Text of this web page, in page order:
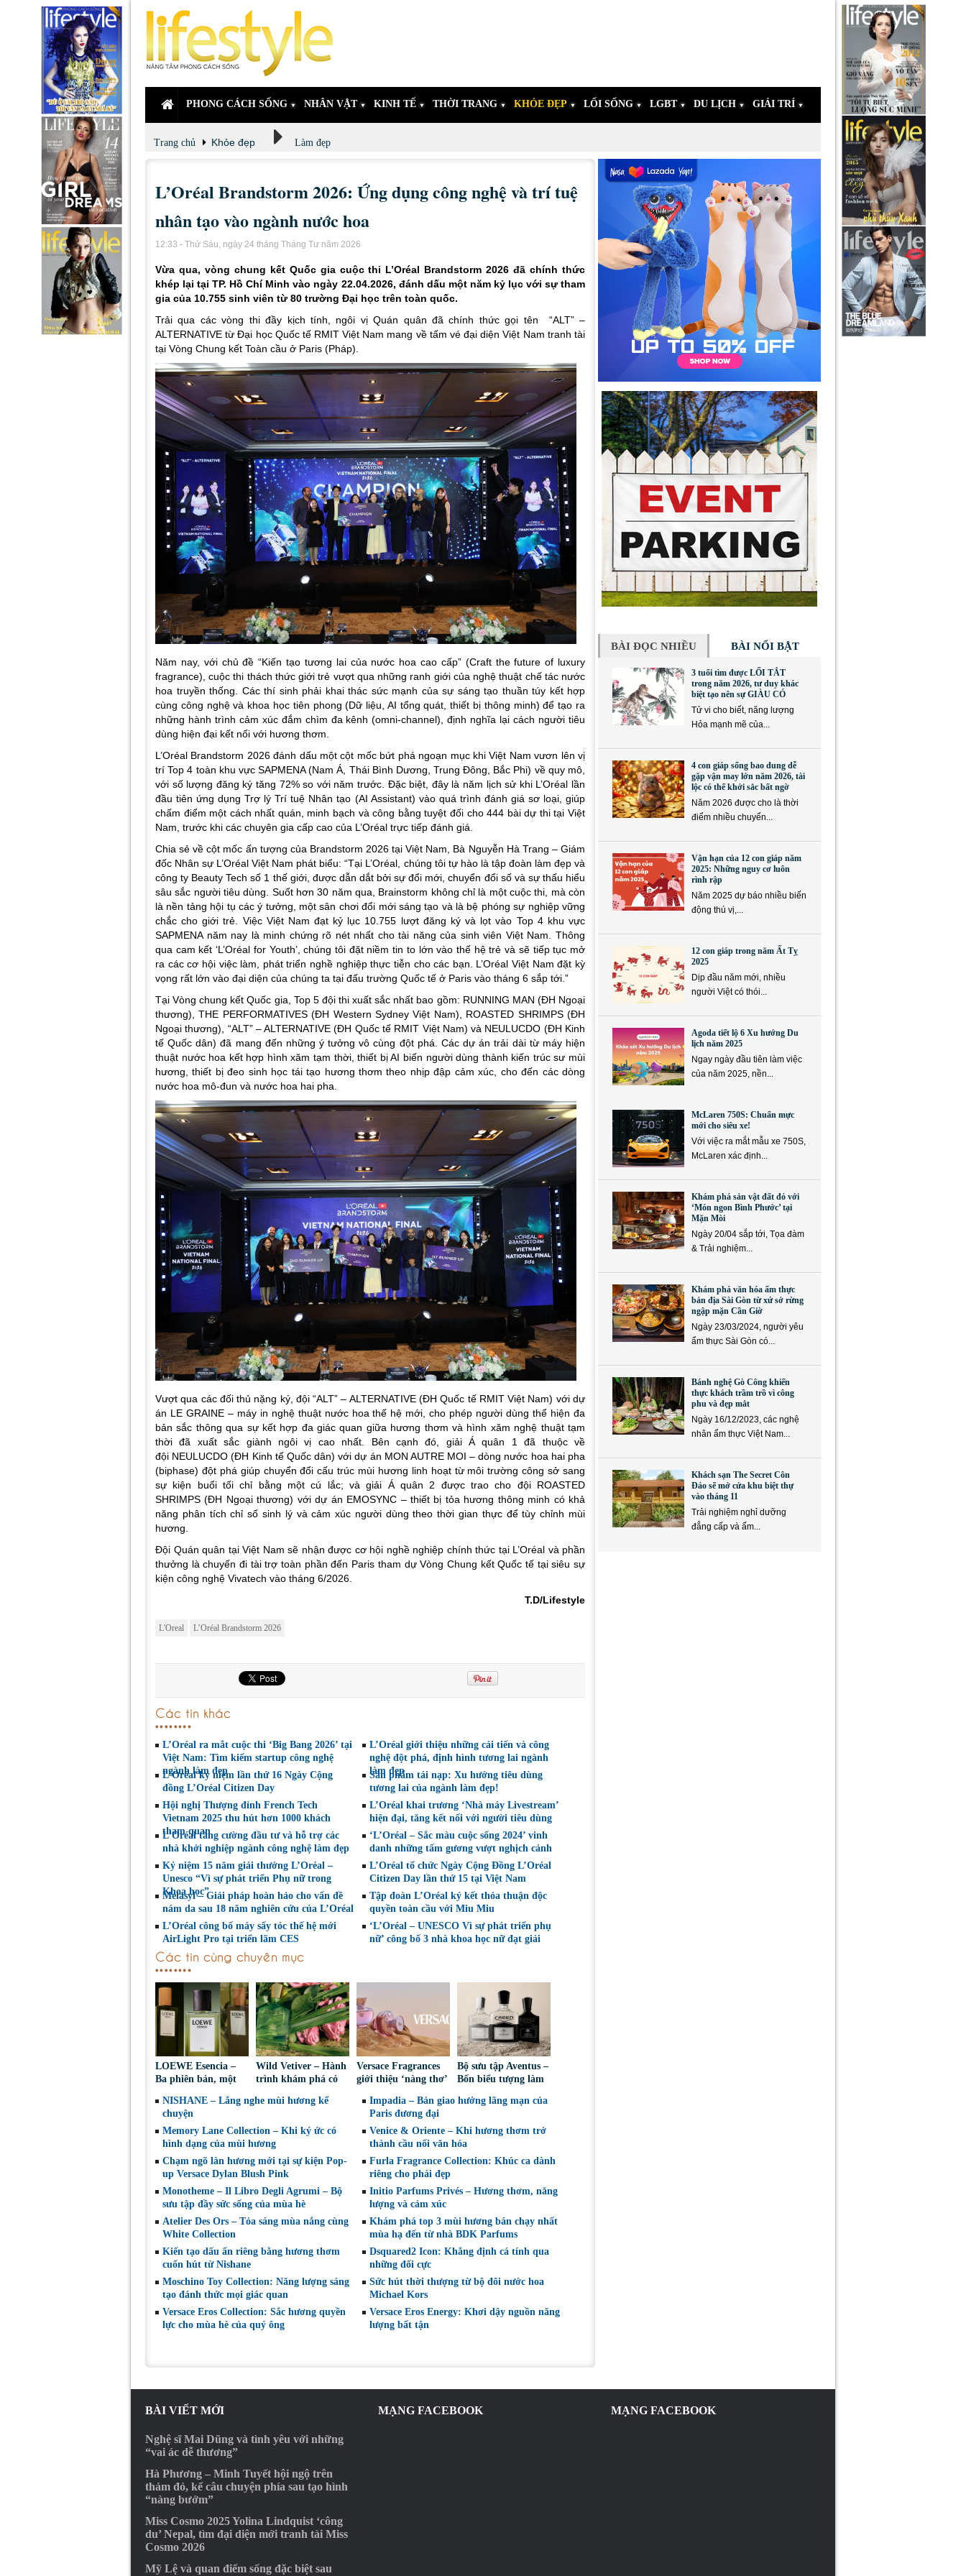
PHONG CÁCH SỐNG NHÂN VẬT KINH TẾ THỜI TRANG KHỎE ĐẸP LỐI SỐNG LGBT DU LỊCH GIẢI TRÍ
Trang chủ Khỏe đẹp Làm đẹp
L’Oréal Brandstorm 2026: Ứng dụng công nghệ và trí tuệ
nhân tạo vào ngành nước hoa
12:33 - Thứ Sáu, ngày 24 tháng Tháng Tư năm 2026
Vừa qua, vòng chung kết Quốc gia cuộc thi L’Oréal Brandstorm 2026 đã chính thức
khép lại tại TP. Hồ Chí Minh vào ngày 22.04.2026, đánh dấu một năm kỷ lục với sự tham
gia của 10.755 sinh viên từ 80 trường Đại học trên toàn quốc.
Trải qua các vòng thi đầy kịch tính, ngôi vị Quán quân đã chính thức gọi tên “ALT” –
ALTERNATIVE từ Đại học Quốc tế RMIT Việt Nam mang về tấm vé đại diện Việt Nam tranh tài
tại Vòng Chung kết Toàn cầu ở Paris (Pháp).
Năm nay, với chủ đề “Kiến tạo tương lai của nước hoa cao cấp” (Craft the future of luxury
fragrance), cuộc thi thách thức giới trẻ vượt qua những ranh giới của nghệ thuật chế tác nước
hoa truyền thống. Các thí sinh phải khai thác sức mạnh của sự sáng tạo thuần túy kết hợp
cùng công nghệ và khoa học tiên phong (Dữ liệu, AI tổng quát, thiết bị thông minh) để tạo ra
những hành trình cảm xúc đắm chìm đa kênh (omni-channel), định nghĩa lại cách người tiêu
dùng hiện đại kết nối với hương thơm.
L’Oréal Brandstorm 2026 đánh dấu một cột mốc bứt phá ngoạn mục khi Việt Nam vươn lên vị
trí Top 4 toàn khu vực SAPMENA (Nam Á, Thái Bình Dương, Trung Đông, Bắc Phi) về quy mô,
với số lượng đăng ký tăng 72% so với năm trước. Đặc biệt, đây là năm lịch sử khi L’Oréal lần
đầu tiên ứng dụng Trợ lý Trí tuệ Nhân tạo (AI Assistant) vào quá trình đánh giá sơ loại, giúp
chấm điểm một cách nhất quán, minh bạch và công bằng tuyệt đối cho 444 bài dự thi tại Việt
Nam, trước khi các chuyên gia cấp cao của L’Oréal trực tiếp đánh giá.
Chia sẻ về cột mốc ấn tượng của Brandstorm 2026 tại Việt Nam, Bà Nguyễn Hà Trang – Giám
đốc Nhân sự L’Oréal Việt Nam phát biểu: “Tại L’Oréal, chúng tôi tự hào là tập đoàn làm đẹp và
công ty Beauty Tech số 1 thế giới, được dẫn dắt bởi sự đổi mới, chuyển đổi số và sự thấu hiểu
sâu sắc người tiêu dùng. Suốt hơn 30 năm qua, Brainstorm không chỉ là một cuộc thi, mà còn
là nền tảng hội tụ các ý tưởng, một sân chơi đổi mới sáng tạo và là bệ phóng sự nghiệp vững
chắc cho giới trẻ. Việc Việt Nam đạt kỷ lục 10.755 lượt đăng ký và lọt vào Top 4 khu vực
SAPMENA năm nay là minh chứng rõ nét nhất cho tài năng của sinh viên Việt Nam. Thông
qua cam kết ‘L’Oréal for Youth’, chúng tôi đặt niềm tin to lớn vào thế hệ trẻ và sẽ tiếp tục mở
ra các cơ hội việc làm, phát triển nghề nghiệp thực tiễn cho các bạn. L’Oréal Việt Nam đặt kỳ
vọng rất lớn vào đại diện của chúng ta tại đấu trường Quốc tế ở Paris vào tháng 6 sắp tới.”
Tại Vòng chung kết Quốc gia, Top 5 đội thi xuất sắc nhất bao gồm: RUNNING MAN (ĐH Ngoại
thương), THE PERFORMATIVES (ĐH Western Sydney Việt Nam), ROASTED SHRIMPS (ĐH
Ngoại thương), “ALT” – ALTERNATIVE (ĐH Quốc tế RMIT Việt Nam) và NEULUCDO (ĐH Kinh
tế Quốc dân) đã mang đến những ý tưởng vô cùng đột phá. Các dự án trải dài từ máy hiện
thuật nước hoa kết hợp hình xăm tạm thời, thiết bị AI biến người dùng thành kiến trúc sư mùi
hương, thiết bị đeo sinh học tái tạo hương thơm theo nhịp đập cảm xúc, cho đến các dòng
nước hoa mô-đun và nước hoa hai pha.
Vượt qua các đối thủ nặng ký, đội “ALT” – ALTERNATIVE (ĐH Quốc tế RMIT Việt Nam) với dự
án LE GRAINE – máy in nghệ thuật nước hoa thế hệ mới, cho phép người dùng thể hiện đa
bản sắc thông qua sự kết hợp đa giác quan giữa hương thơm và hình xăm nghệ thuật tạm
thời đã xuất sắc giành ngôi vị cao nhất. Bên cạnh đó, giải Á quân 1 đã thuộc về
đội NEULUCDO (ĐH Kinh tế Quốc dân) với dự án MON AUTRE MOI – dòng nước hoa hai pha
(biphase) đột phá giúp chuyển đổi cấu trúc mùi hương linh hoạt từ môi trường công sở sang
sự kiện buổi tối chỉ bằng một cú lắc; và giải Á quân 2 được trao cho đội ROASTED
SHRIMPS (ĐH Ngoại thương) với dự án EMOSYNC – thiết bị tỏa hương thông minh có khả
năng phân tích chỉ số sinh lý và cảm xúc người dùng theo thời gian thực để tùy chỉnh mùi
hương.
Đội Quán quân tại Việt Nam sẽ nhận được cơ hội nghề nghiệp chính thức tại L’Oréal và phần
thưởng là chuyến đi tài trợ toàn phần đến Paris tham dự Vòng Chung kết Quốc tế tại siêu sự
kiện công nghệ Vivatech vào tháng 6/2026.
T.D/Lifestyle
L'Oreal L’Oréal Brandstorm 2026
Các tin khác
L’Oréal ra mắt cuộc thi ‘Big Bang 2026’ tại
Việt Nam: Tìm kiếm startup công nghệ
ngành làm đẹp
L’Oréal giới thiệu những cải tiến và công
nghệ đột phá, định hình tương lai ngành
làm đẹp
L’Oréal kỷ niệm lần thứ 16 Ngày Cộng
đồng L’Oréal Citizen Day
Sản phẩm tái nạp: Xu hướng tiêu dùng
tương lai của ngành làm đẹp!
Hội nghị Thượng đỉnh French Tech
Vietnam 2025 thu hút hơn 1000 khách
tham quan
L’Oréal khai trương ‘Nhà máy Livestream’
hiện đại, tăng kết nối với người tiêu dùng
L’Oréal tăng cường đầu tư và hỗ trợ các
nhà khởi nghiệp ngành công nghệ làm đẹp
‘L’Oréal – Sắc màu cuộc sống 2024’ vinh
danh những tấm gương vượt nghịch cảnh
Kỷ niệm 15 năm giải thưởng L’Oréal –
Unesco “Vì sự phát triển Phụ nữ trong
Khoa học”
L’Oréal tổ chức Ngày Cộng Đồng L’Oréal
Citizen Day lần thứ 15 tại Việt Nam
Melasyl – Giải pháp hoàn hảo cho vấn đề
nám da sau 18 năm nghiên cứu của L’Oréal
Tập đoàn L’Oréal ký kết thỏa thuận độc
quyền toàn cầu với Miu Miu
L’Oréal công bố máy sấy tóc thế hệ mới
AirLight Pro tại triển lãm CES
‘L’Oréal – UNESCO Vì sự phát triển phụ
nữ’ công bố 3 nhà khoa học nữ đạt giải
Các tin cùng chuyên mục
LOEWE Esencia –
Ba phiên bản, một
vượt thời gian
Wild Vetiver – Hành
trình khám phá cỏ
nhìn của Creed
Versace Fragrances
giới thiệu ‘nàng thơ’
Dylan Blush Pink
Bộ sưu tập Aventus –
Bốn biểu tượng làm
NISHANE – Lắng nghe mùi hương kể
chuyện
Impadia – Bản giao hưởng lãng mạn của
Paris đương đại
Memory Lane Collection – Khi ký ức có
hình dạng của mùi hương
Venice & Oriente – Khi hương thơm trở
thành cầu nối văn hóa
Chạm ngõ làn hương mới tại sự kiện Pop-
up Versace Dylan Blush Pink
Furla Fragrance Collection: Khúc ca dành
riêng cho phái đẹp
Monotheme – Il Libro Degli Agrumi – Bộ
sưu tập đầy sức sống của mùa hè
Initio Parfums Privés – Hương thơm, năng
lượng và cảm xúc
Atelier Des Ors – Tỏa sáng mùa nắng cùng
White Collection
Khám phá top 3 mùi hương bán chạy nhất
mùa hạ đến từ nhà BDK Parfums
Kiến tạo dấu ấn riêng bằng hương thơm
cuốn hút từ Nishane
Dsquared2 Icon: Khẳng định cá tính qua
những đối cực
Moschino Toy Collection: Năng lượng sáng
tạo đánh thức mọi giác quan
Sức hút thời thượng từ bộ đôi nước hoa
Michael Kors
Versace Eros Collection: Sắc hương quyền
lực cho mùa hè của quý ông
Versace Eros Energy: Khơi dậy nguồn năng
lượng bất tận
BÀI ĐỌC NHIỀU BÀI NỔI BẬT
3 tuổi tìm được LỐI TẮT
trong năm 2026, tư duy khác
biệt tạo nên sự GIÀU CÓ
Tử vi cho biết, năng lượng
Hỏa mạnh mẽ của...
4 con giáp sống bao dung dễ
gặp vận may lớn năm 2026, tài
lộc có thể khởi sắc bất ngờ
Năm 2026 được cho là thời
điểm nhiều chuyển...
Vận hạn của 12 con giáp năm
2025: Những nguy cơ luôn
rình rập
Năm 2025 dự báo nhiều biến
động thú vị,...
12 con giáp trong năm Ất Tỵ
2025
Dịp đầu năm mới, nhiều
người Việt có thói...
Agoda tiết lộ 6 Xu hướng Du
lịch năm 2025
Ngay ngày đầu tiên làm việc
của năm 2025, nền...
McLaren 750S: Chuẩn mực
mới cho siêu xe!
Với việc ra mắt mẫu xe 750S,
McLaren xác định...
Khám phá sản vật đất đỏ với
‘Món ngon Bình Phước’ tại
Mặn Mòi
Ngày 20/04 sắp tới, Tọa đàm
& Trải nghiệm...
Khám phá văn hóa ẩm thực
bản địa Sài Gòn từ xứ sở rừng
ngập mặn Cần Giờ
Ngày 23/03/2024, người yêu
ẩm thực Sài Gòn có...
Bánh nghệ Gò Công khiến
thực khách trầm trồ vì công
phu và đẹp mắt
Ngày 16/12/2023, các nghệ
nhân ẩm thực Việt Nam...
Khách sạn The Secret Côn
Đảo sẽ mở cửa khu biệt thự
vào tháng 11
Trải nghiệm nghỉ dưỡng
đẳng cấp và ẩm...
BÀI VIẾT MỚI
Nghệ sĩ Mai Dũng và tình yêu với những
“vai ác dễ thương”
Hà Phương – Minh Tuyết hội ngộ trên
thảm đỏ, kể câu chuyện phía sau tạo hình
“nàng bướm”
Miss Cosmo 2025 Yolina Lindquist ‘công
du’ Nepal, tìm đại diện mới tranh tài Miss
Cosmo 2026
Mỹ Lệ và quan điểm sống đặc biệt sau
MẠNG FACEBOOK MẠNG FACEBOOK